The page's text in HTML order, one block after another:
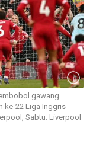
gawang
ke-22 Liga Inggris
Sabtu. Liverpool